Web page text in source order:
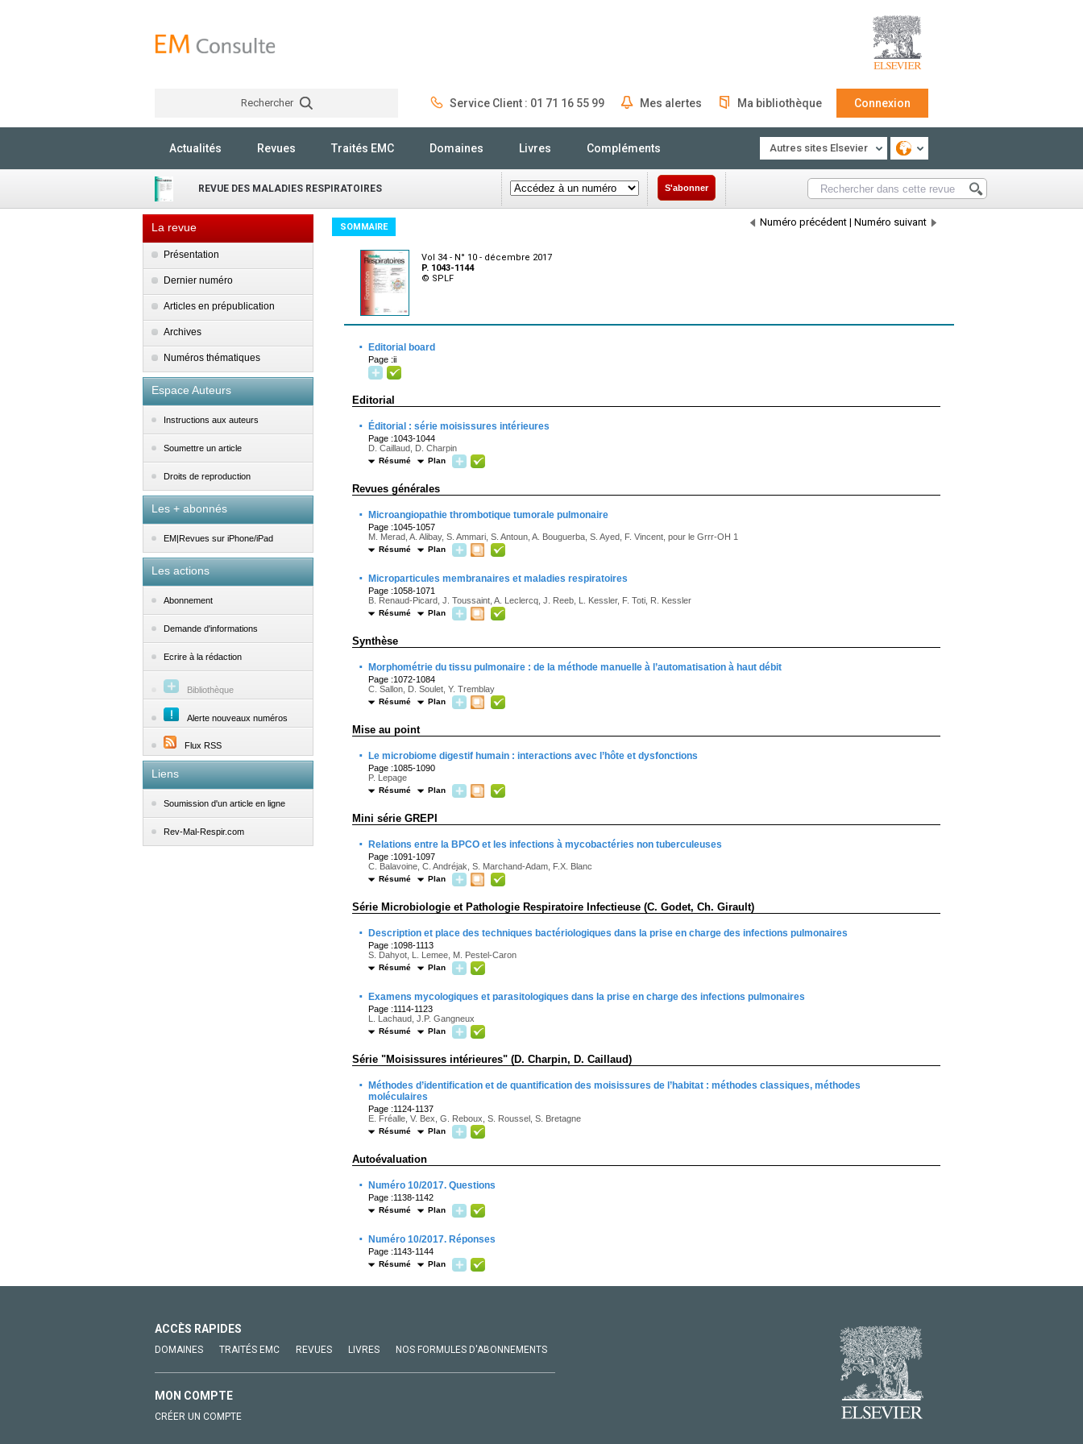
Rechercher Service Client : 01 71 16 55 99 Mes alertes Ma bibliothèque Connexion
Actualités Revues Traités EMC Domaines Livres Compléments Autres sites Elsevier
REVUE DES MALADIES RESPIRATOIRES S'abonner
La revue
Présentation
Dernier numéro
Articles en prépublication
Archives
Numéros thématiques
Espace Auteurs
Instructions aux auteurs
Soumettre un article
Droits de reproduction
Les + abonnés
EM|Revues sur iPhone/iPad
Les actions
Abonnement
Demande d'informations
Ecrire à la rédaction
Bibliothèque
Alerte nouveaux numéros
Flux RSS
Liens
Soumission d'un article en ligne
Rev-Mal-Respir.com
SOMMAIRE Numéro précédent | Numéro suivant
Vol 34 - N° 10 - décembre 2017
P. 1043-1144
© SPLF
· Editorial board
Page :ii
Editorial
· Éditorial : série moisissures intérieures
Page :1043-1044
D. Caillaud, D. Charpin
Résumé Plan
Revues générales
· Microangiopathie thrombotique tumorale pulmonaire
Page :1045-1057
M. Merad, A. Alibay, S. Ammari, S. Antoun, A. Bouguerba, S. Ayed, F. Vincent, pour le Grrr-OH 1
Résumé Plan
· Microparticules membranaires et maladies respiratoires
Page :1058-1071
B. Renaud-Picard, J. Toussaint, A. Leclercq, J. Reeb, L. Kessler, F. Toti, R. Kessler
Résumé Plan
Synthèse
· Morphométrie du tissu pulmonaire : de la méthode manuelle à l’automatisation à haut débit
Page :1072-1084
C. Sallon, D. Soulet, Y. Tremblay
Résumé Plan
Mise au point
· Le microbiome digestif humain : interactions avec l’hôte et dysfonctions
Page :1085-1090
P. Lepage
Résumé Plan
Mini série GREPI
· Relations entre la BPCO et les infections à mycobactéries non tuberculeuses
Page :1091-1097
C. Balavoine, C. Andréjak, S. Marchand-Adam, F.X. Blanc
Résumé Plan
Série Microbiologie et Pathologie Respiratoire Infectieuse (C. Godet, Ch. Girault)
· Description et place des techniques bactériologiques dans la prise en charge des infections pulmonaires
Page :1098-1113
S. Dahyot, L. Lemee, M. Pestel-Caron
Résumé Plan
· Examens mycologiques et parasitologiques dans la prise en charge des infections pulmonaires
Page :1114-1123
L. Lachaud, J.P. Gangneux
Résumé Plan
Série "Moisissures intérieures" (D. Charpin, D. Caillaud)
·
Méthodes d’identification et de quantification des moisissures de l’habitat : méthodes classiques, méthodes
moléculaires
Page :1124-1137
E. Fréalle, V. Bex, G. Reboux, S. Roussel, S. Bretagne
Résumé Plan
Autoévaluation
· Numéro 10/2017. Questions
Page :1138-1142
Résumé Plan
· Numéro 10/2017. Réponses
Page :1143-1144
Résumé Plan
ACCÈS RAPIDES
DOMAINES TRAITÉS EMC REVUES LIVRES NOS FORMULES D'ABONNEMENTS
MON COMPTE
CRÉER UN COMPTE